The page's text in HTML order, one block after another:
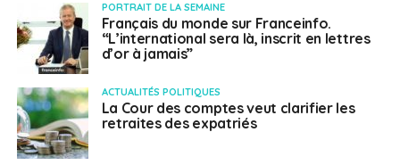
PORTRAIT DE LA SEMAINE
Français du monde sur Franceinfo.
“L’international sera là, inscrit en lettres
d’or à jamais”
ACTUALITÉS POLITIQUES
La Cour des comptes veut clarifier les
retraites des expatriés